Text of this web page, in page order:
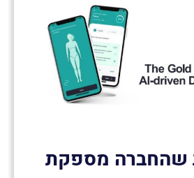
שהחברה מספקת